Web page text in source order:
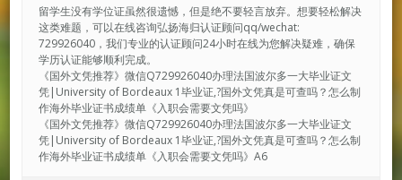
留学生没有学位证虽然很遗憾，但是绝不要轻言放弃。想要轻松解决
这类难题，可以在线咨询弘扬海归认证顾问qq/wechat:
729926040，我们专业的认证顾问24小时在线为您解决疑难，确保
学历认证能够顺利完成。
《国外文凭推荐》微信Q729926040办理法国波尔多一大毕业证文
凭|University of Bordeaux 1毕业证,?国外文凭真是可查吗？怎么制
作海外毕业证书成绩单《入职会需要文凭吗》
《国外文凭推荐》微信Q729926040办理法国波尔多一大毕业证文
凭|University of Bordeaux 1毕业证,?国外文凭真是可查吗？怎么制
作海外毕业证书成绩单《入职会需要文凭吗》A6